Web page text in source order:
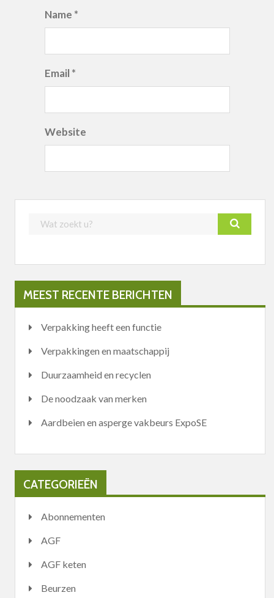
Name *
Email *
Website
MEEST RECENTE BERICHTEN
Verpakking heeft een functie
Verpakkingen en maatschappij
Duurzaamheid en recyclen
De noodzaak van merken
Aardbeien en asperge vakbeurs ExpoSE
CATEGORIEËN
Abonnementen
AGF
AGF keten
Beurzen